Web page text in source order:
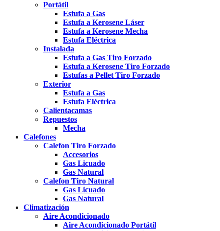
Portátil
Estufa a Gas
Estufa a Kerosene Láser
Estufa a Kerosene Mecha
Estufa Eléctrica
Instalada
Estufa a Gas Tiro Forzado
Estufa a Kerosene Tiro Forzado
Estufas a Pellet Tiro Forzado
Exterior
Estufa a Gas
Estufa Eléctrica
Calientacamas
Repuestos
Mecha
Calefones
Calefon Tiro Forzado
Accesorios
Gas Licuado
Gas Natural
Calefon Tiro Natural
Gas Licuado
Gas Natural
Climatización
Aire Acondicionado
Aire Acondicionado Portátil